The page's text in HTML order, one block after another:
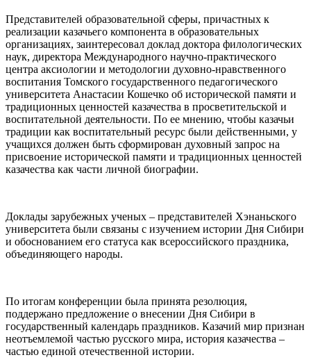
Представителей образовательной сферы, причастных к
реализации казачьего компонента в образовательных
организациях, заинтересовал доклад доктора филологических
наук, директора Международного научно-практического
центра аксиологии и методологии духовно-нравственного
воспитания Томского государственного педагогического
университета Анастасии Кошечко об исторической памяти и
традиционных ценностей казачества в просветительской и
воспитательной деятельности. По ее мнению, чтобы казачьи
традиции как воспитательный ресурс были действенными, у
учащихся должен быть сформирован духовный запрос на
присвоение исторической памяти и традиционных ценностей
казачества как части личной биографии.
Доклады зарубежных ученых – представителей Хэнаньского
университета были связаны с изучением истории Дня Сибири
и обоснованием его статуса как всероссийского праздника,
объединяющего народы.
По итогам конференции была принята резолюция,
поддержано предложение о внесении Дня Сибири в
государственный календарь праздников. Казачий мир признан
неотъемлемой частью русского мира, история казачества –
частью единой отечественной истории.